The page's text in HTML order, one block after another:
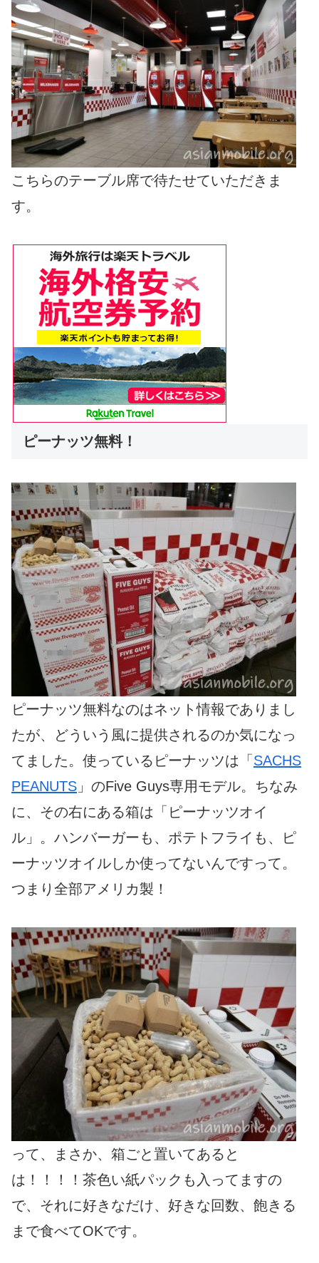
こちらのテーブル席で待たせていただきま
す。
ピーナッツ無料！
ピーナッツ無料なのはネット情報でありまし
たが、どういう風に提供されるのか気になっ
てました。使っているピーナッツは「SACHS
PEANUTS 」のFive Guys専用モデル。ちなみ
に、その右にある箱は「ピーナッツオイ
ル」。ハンバーガーも、ポテトフライも、ピ
ーナッツオイルしか使ってないんですって。
つまり全部アメリカ製！
って、まさか、箱ごと置いてあると
は！！！！茶色い紙パックも入ってますの
で、それに好きなだけ、好きな回数、飽きる
まで食べてOKです。